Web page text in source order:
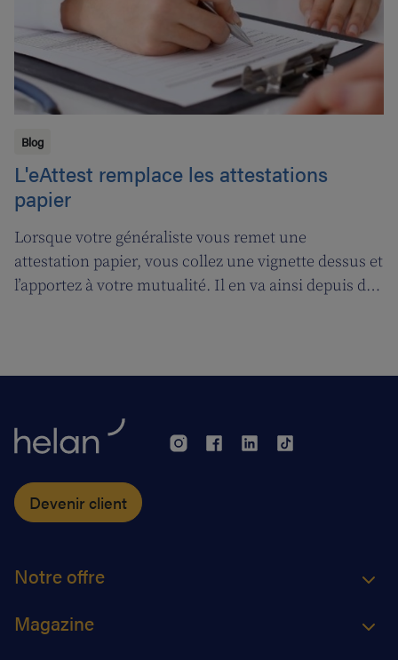
Blog
L'eAttest remplace les attestations
papier
Lorsque votre généraliste vous remet une
attestation papier, vous collez une vignette dessus et
l’apportez à votre mutualité. Il en va ainsi depuis des
vous facilitera grandement la vie.
Devenir client
Notre offre
Magazine